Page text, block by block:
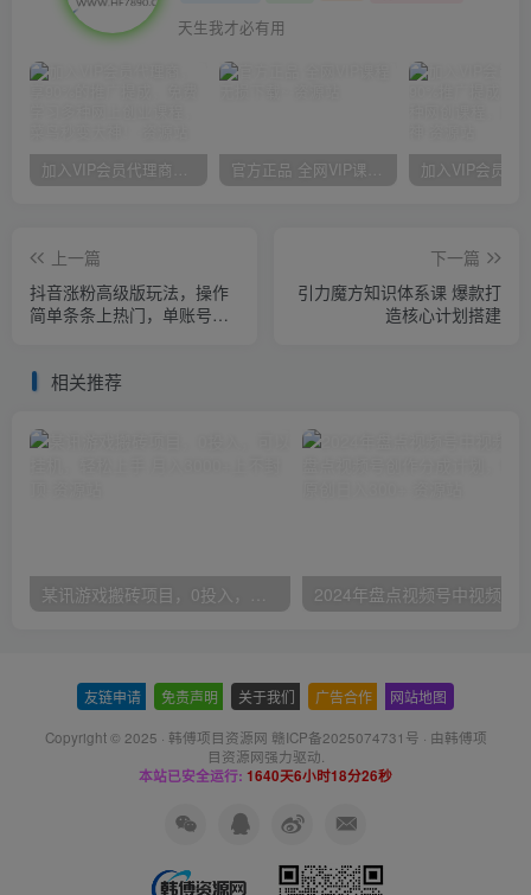
天生我才必有用
加入VIP会员代理商，享90%的推广提成，免费学习多种网上创业课程，菜鸟秒变大神！ 官方正品 全网VIP课程 无损下载~
上一篇
抖音涨粉高级版玩法，操作
简单条条上热门，单账号月
下一篇
引力魔方知识体系课 爆款打
造核心计划搭建
相关推荐
友链申请 免责声明 关于我们 广告合作 网站地图
Copyright © 2025 · 韩傅项目资源网 赣ICP备2025074731号 · 由韩傅项
目资源网强力驱动.
本站已安全运行: 1640天6小时18分26秒